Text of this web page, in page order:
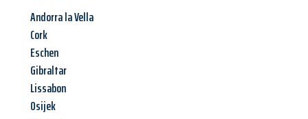
Andorra la Vella
Cork
Eschen
Gibraltar
Lissabon
Osijek